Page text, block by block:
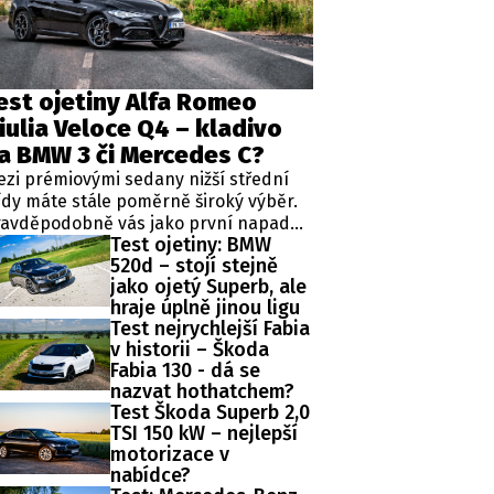
ojetiny Alfa Romeo
Veloce Q4 – kladivo
BMW 3 či Mercedes C?
prémiovými sedany nižší střední
máte stále poměrně široký výběr.
vás jako první napadne
trojice v podobě BMW řady 3,
Benz třídy C a Audi A4. Jsou to
auta, která nabídnou velmi dobré
technologie i komfort, ale u
motorizací často postrádají
důležitou věc – emoce. Pokud ale
auto, které nebude jen
dopravním prostředkem,
při každém nastartování vám
úsměv na tváři, možná by vás
zajímat Alfa Romeo Giulia.
Test ojetiny: BMW
520d – stojí stejně
jako ojetý Superb, ale
hraje úplně jinou ligu
Test nejrychlejší Fabia
v historii – Škoda
Fabia 130 - dá se
nazvat hothatchem?
Test Škoda Superb 2,0
TSI 150 kW – nejlepší
motorizace v
nabídce?